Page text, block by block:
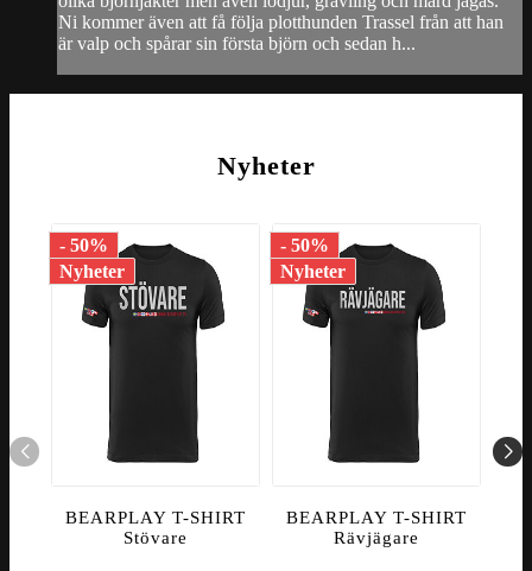
Ni kommer även att få följa plotthunden Trassel från att han
är valp och spårar sin första björn och sedan h...
Nyheter
- 50%
Nyheter
BEARPLAY T-SHIRT
Stövare
- 50%
Nyheter
BEARPLAY T-SHIRT
Rävjägare